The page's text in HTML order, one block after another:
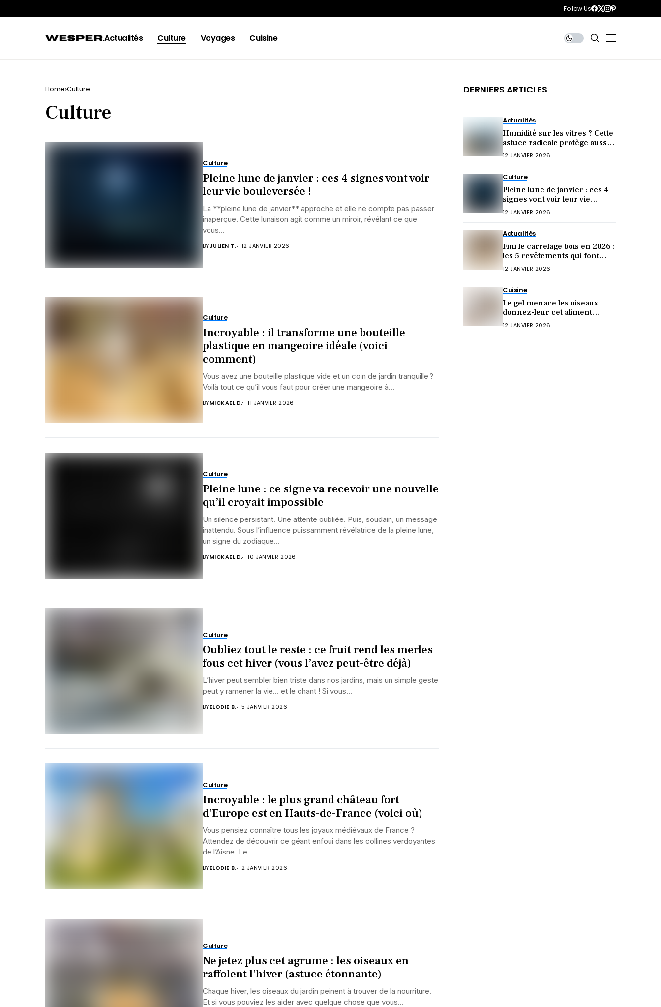
Follow Us
Actualités Culture Voyages Cuisine
Home Culture
Culture
Culture
Pleine lune de janvier : ces 4 signes vont voir
leur vie bouleversée !
La **pleine lune de janvier** approche et elle ne compte pas passer
inaperçue. Cette lunaison agit comme un miroir, révélant ce que
vous...
BYJULIEN T. 12 JANVIER 2026
Culture
Incroyable : il transforme une bouteille
plastique en mangeoire idéale (voici
comment)
Vous avez une bouteille plastique vide et un coin de jardin tranquille ?
Voilà tout ce qu’il vous faut pour créer une mangeoire à...
BYMICKAEL D. 11 JANVIER 2026
Culture
Pleine lune : ce signe va recevoir une nouvelle
qu’il croyait impossible
Un silence persistant. Une attente oubliée. Puis, soudain, un message
inattendu. Sous l’influence puissamment révélatrice de la pleine lune,
un signe du zodiaque...
BYMICKAEL D. 10 JANVIER 2026
Culture
Oubliez tout le reste : ce fruit rend les merles
fous cet hiver (vous l’avez peut-être déjà)
L’hiver peut sembler bien triste dans nos jardins, mais un simple geste
peut y ramener la vie… et le chant ! Si vous...
BYELODIE B. 5 JANVIER 2026
Culture
Incroyable : le plus grand château fort
d’Europe est en Hauts-de-France (voici où)
Vous pensiez connaître tous les joyaux médiévaux de France ?
Attendez de découvrir ce géant enfoui dans les collines verdoyantes
de l’Aisne. Le...
BYELODIE B. 2 JANVIER 2026
Culture
Ne jetez plus cet agrume : les oiseaux en
raffolent l’hiver (astuce étonnante)
Chaque hiver, les oiseaux du jardin peinent à trouver de la nourriture.
Et si vous pouviez les aider avec quelque chose que vous...
DERNIERS ARTICLES
Actualités
Humidité sur les vitres ? Cette
astuce radicale protège aussi
votre santé
12 JANVIER 2026
Culture
Pleine lune de janvier : ces 4
signes vont voir leur vie
bouleversée !
12 JANVIER 2026
Actualités
Fini le carrelage bois en 2026 :
les 5 revêtements qui font
sensation cette année !
12 JANVIER 2026
Cuisine
Le gel menace les oiseaux :
donnez-leur cet aliment
crucial (sinon ils meurent)
12 JANVIER 2026